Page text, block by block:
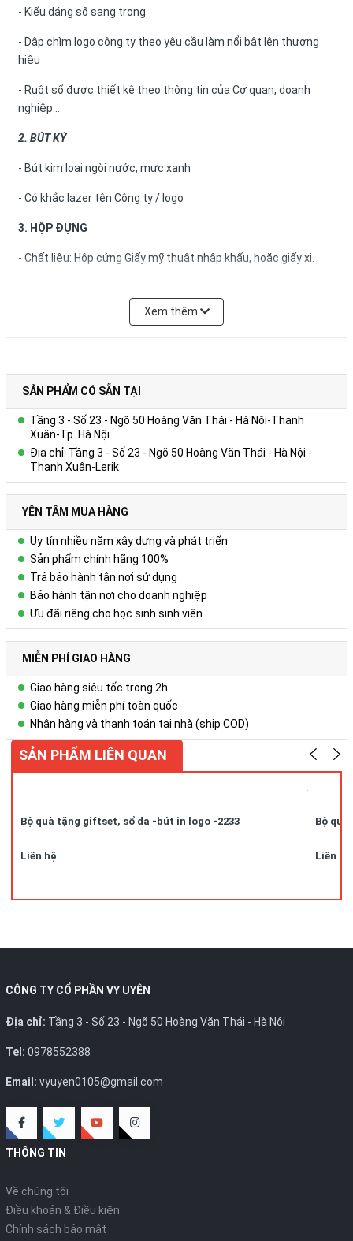
- Kiểu dáng sổ sang trọng
- Dập chìm logo công ty theo yêu cầu làm nổi bật lên thương
hiệu
- Ruột sổ được thiết kê theo thông tin của Cơ quan, doanh
nghiệp...
2. BÚT KÝ
- Bút kim loại ngòi nước, mực xanh
- Có khắc lazer tên Công ty / logo
3. HỘP ĐỰNG
- Chất liệu: Hộp cứng Giấy mỹ thuật nhập khẩu, hoặc giấy xi.
- Có ép nhũ logo và tên công ty trên nắp hộp theo yêu cầu.
Trình kí da( Bìa trình kí , Trình kí, kẹp file da...)là sản phẩm không
thể thiếu trong các buổi hội thảo, hội nghị hay trong sự kiện
khai trương và ký kết Hợp đồng.
Thông số sản phẩm:
Kích thước 310 * 210 (±2mm)
Màu sắc: đa dạng về màu sắc: đỏ- xanh- đen- nâu cafe
Mô tả sản phẩm + Cặp trình ký da A4 bìa da sang trọng
+ Logo: dập chìm/ nhũ vàng/ nhũ bạc...
+ Kẹp giữ tài liệu bằng inox chắc chắn có độ
bền cao, có thể lưu giữ được 80 tờ giáy A4.
tránh xa nguồn nhiệt và dầu mỡ.
Công ty QUÀ TẶNG DOANH NGHIỆP CAO CẤP VY UYÊN
cung cấp cho bạn những sản phẩm tốt nhất với giá cả ưu đãi. Chúng
tôi nhận phân phối sản phẩm toàn quốc với số lượng lớn, chất
lượng tối ưu, mẫu mã đã dạng và giá cả phải chăng. Chúng tôi cũng
cung cấp Dịch vụ Quà tặng phù hợp nhất cho từng đối tượng doanh
HOTLINE:0978.552.388/ 024 6260 5496
Xem thêm
SẢN PHẨM CÓ SẴN TẠI
Tầng 3 - Số 23 - Ngõ 50 Hoàng Văn Thái - Hà Nội-Thanh
Xuân-Tp. Hà Nội
Địa chỉ: Tầng 3 - Số 23 - Ngõ 50 Hoàng Văn Thái - Hà Nội -
Thanh Xuân-Lerik
YÊN TÂM MUA HÀNG
Uy tín nhiều năm xây dựng và phát triển
Sản phẩm chính hãng 100%
Trả bảo hành tận nơi sử dụng
Bảo hành tận nơi cho doanh nghiệp
Ưu đãi riêng cho học sinh sinh viên
MIỄN PHÍ GIAO HÀNG
Giao hàng siêu tốc trong 2h
Giao hàng miễn phí toàn quốc
Nhận hàng và thanh toán tại nhà (ship COD)
SẢN PHẨM LIÊN QUAN
Bộ quà tặng giftset, sổ da -bút in logo -2233
Liên hệ
Bộ
Liên hệ
CÔNG TY CỔ PHẦN VY UYÊN
Địa chỉ: Tầng 3 - Số 23 - Ngõ 50 Hoàng Văn Thái - Hà Nội
Tel: 0978552388
Email: vyuyen0105@gmail.com
THÔNG TIN
Về chúng tôi
Điều khoản & Điều kiện
Chính sách bảo mật